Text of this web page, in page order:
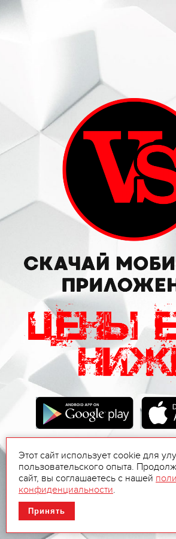
ВИННЫЙ СКЛАД
Этот сайт использует cookie для
пользовательского опыта.
сайт, вы соглашаетесь с нашей
конфиденциальности.
Принять